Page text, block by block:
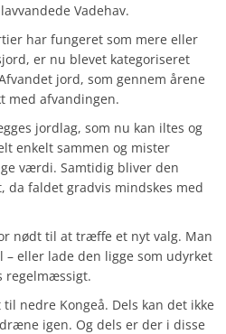
Vadehav.
har fungeret som mere eller
er nu blevet kategoriseret
jord, som gennem årene
med afvandingen.
jordlag, som nu kan iltes og
enkelt sammen og mister
værdi. Samtidig bliver den
da faldet gradvis mindskes med
nødt til at træffe et nyt valg. Man
eller lade den ligge som udyrket
regelmæssigt.
nedre Kongeå. Dels kan det ikke
igen. Og dels er der i disse